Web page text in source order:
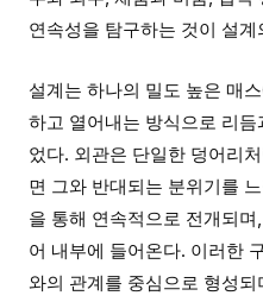
연속성을 탐구하는 것이 설계
설계는 하나의 밀도 높은 매
하고 열어내는 방식으로 리
었다. 외관은 단일한 덩어리
면 그와 반대되는 분위기를
을 통해 연속적으로 전개되
어 내부에 들어온다. 이러한
와의 관계를 중심으로 형성